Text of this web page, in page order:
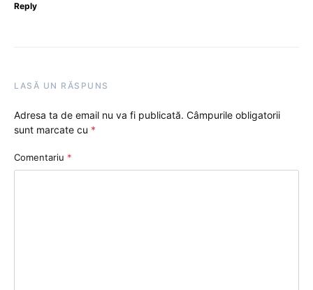
Reply
LASĂ UN RĂSPUNS
Adresa ta de email nu va fi publicată. Câmpurile obligatorii
sunt marcate cu *
Comentariu *